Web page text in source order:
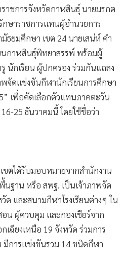
าชการจังหวัดกาฬสินธุ์ นายมรกต
ษาราชการแทนผู้อำนวยการ
ธยมศึกษา เขต 24 นายเสน่ห์ คำ
นกาฬสินธุ์พิทยาสรรพ์ พร้อมผู้
นักเรียน ผู้ปกครอง ร่วมกันแถลง
พจัดแข่งขันกีฬานักเรียนการศึกษา
เพื่อคัดเลือกตัวแทนภาคตะวัน
25 ธันวาคมนี้ โดยใช้ชื่อว่า
ขตได้รับมอบหมายจากสำนักงาน
ฐาน หรือ สพฐ. เป็นเจ้าภาพจัด
และสนามกีฬาโรงเรียนต่างๆ ใน
น ผู้ควบคุม และกองเชียร์จาก
ฉียงเหนือ 19 จังหวัด ร่วมการ
การแข่งขันรวม 14 ชนิดกีฬา